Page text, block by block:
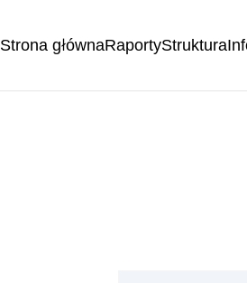
Strona głównaRaportyStruktura